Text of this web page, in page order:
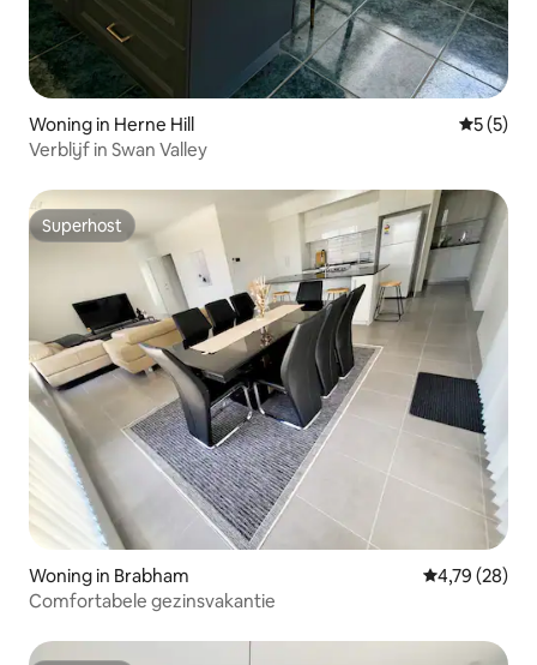
Woning in Herne Hill
5 (5)
Verblijf in Swan Valley
Superhost
Superhost
Woning in Brabham Gemiddelde
4,79 (28)
Comfortabele gezinsvakantie